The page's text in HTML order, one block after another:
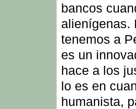
bancos
alienígenas.
tenemos a
es un
hace a los
lo es en
humanista,